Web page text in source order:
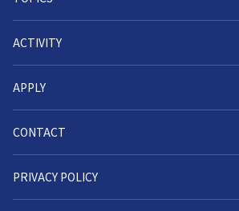
ACTIVITY
APPLY
CONTACT
PRIVACY POLICY